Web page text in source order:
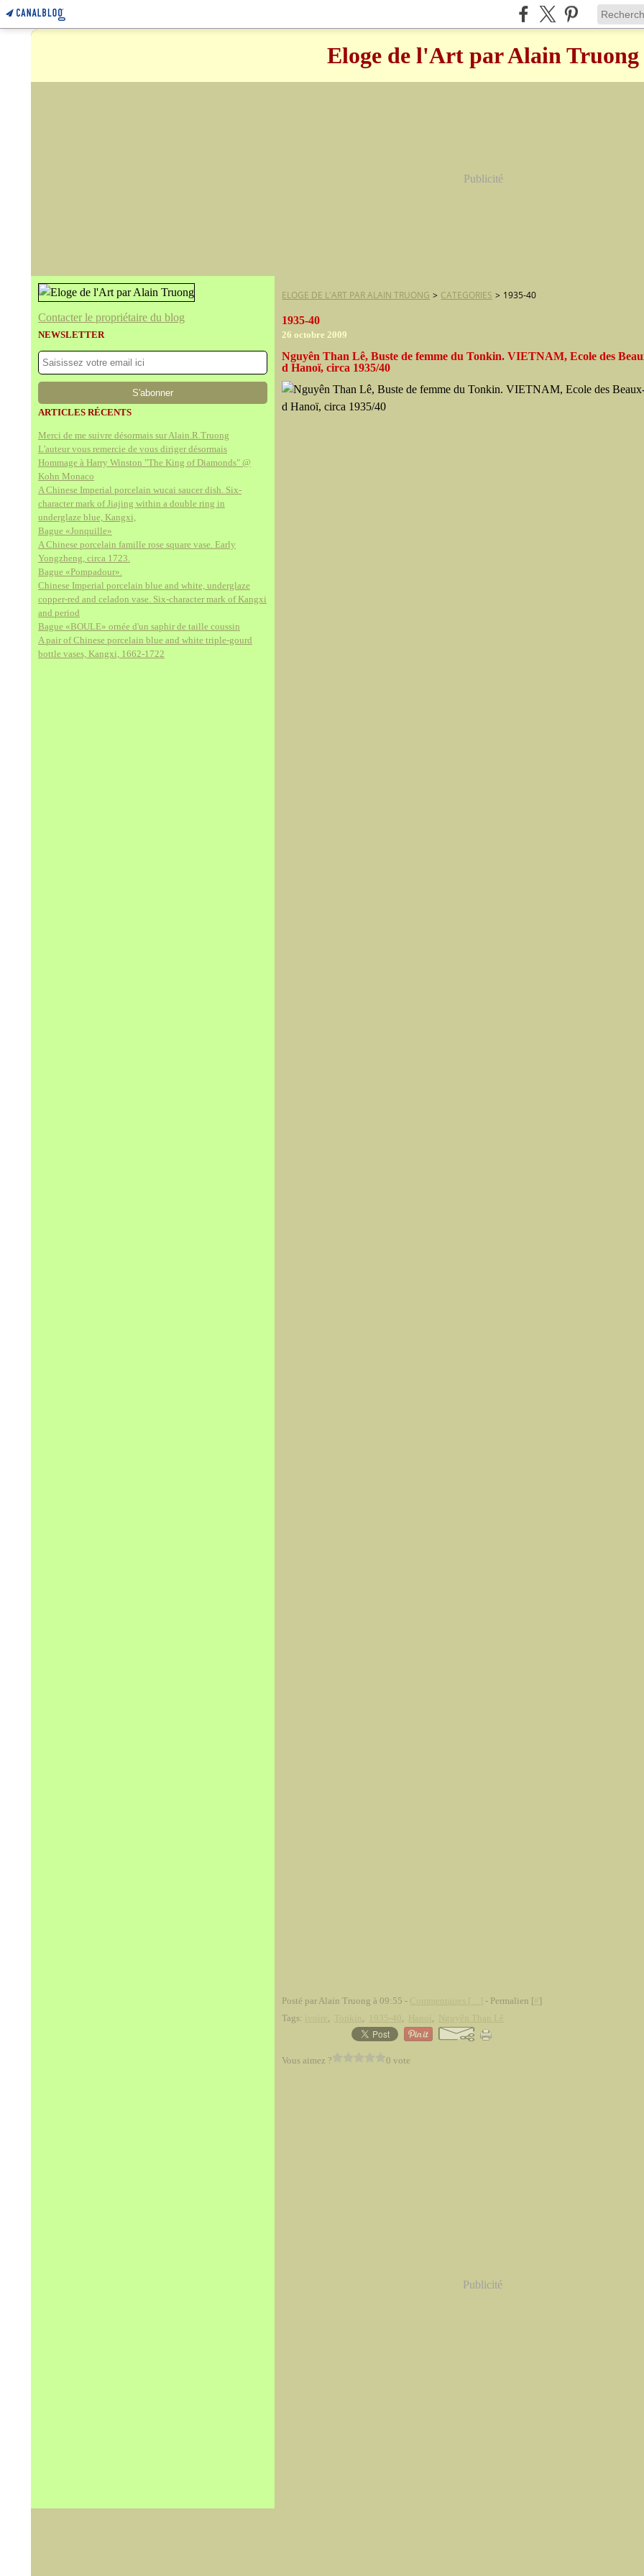
Eloge de l'Art par Alain Truong
Publicité
Contacter le propriétaire du blog
NEWSLETTER
ARTICLES RÉCENTS
Merci de me suivre désormais sur Alain.R.Truong
L'auteur vous remercie de vous diriger désormais
Hommage à Harry Winston "The King of Diamonds" @
Kohn Monaco
A Chinese Imperial porcelain wucai saucer dish. Six-
character mark of Jiajing within a double ring in
underglaze blue, Kangxi,
Bague «Jonquille»
A Chinese porcelain famille rose square vase. Early
Yongzheng, circa 1723.
Bague «Pompadour».
Chinese Imperial porcelain blue and white, underglaze
copper-red and celadon vase. Six-character mark of Kangxi
and period
Bague «BOULE» ornée d'un saphir de taille coussin
A pair of Chinese porcelain blue and white triple-gourd
bottle vases, Kangxi, 1662-1722
ELOGE DE L'ART PAR ALAIN TRUONG > CATEGORIES > 1935-40
1935-40
26 octobre 2009
Nguyên Than Lê, Buste de femme du Tonkin. VIETNAM, Ecole des
d Hanoï, circa 1935/40
Posté par Alain Truong à 09:55 - - Permalien [ ]
Tags:
, , , ,
Vous aimez ? 0 vote
Publicité